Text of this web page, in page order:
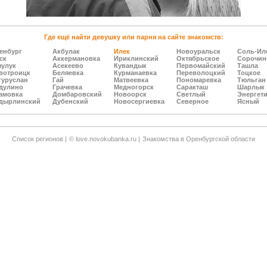
Где ещё найти девушку или парня на сайте знакомств:
Акбулак
Аккермановка
Асекеево
Беляевка
Гай
Грачевка
Домбаровский
Дубенский
Илек
Ириклинский
Кувандык
Курманаевка
Матвеевка
Медногорск
Новоорск
Новосергиевка
Новоуральск
Октябрьское
Первомайский
Переволоцкий
Пономаревка
Саракташ
Светлый
Северное
Соль-
Ташла
Тоцкое
Тюльган
Шарлык
Ясный
Cписок регионов | © love.novokubanka.ru | Знакомства в Оренбургской области